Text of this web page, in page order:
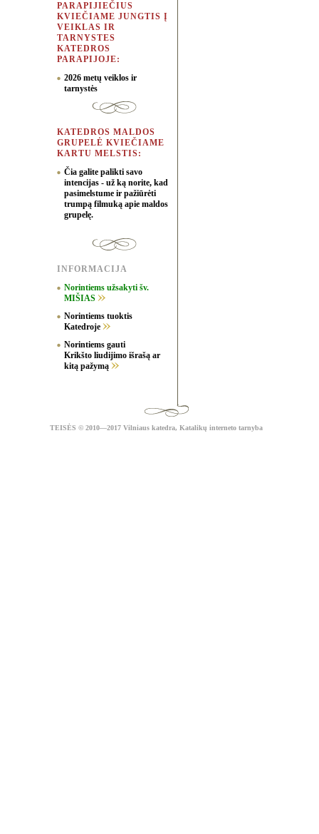
PARAPIJIEČIUS
KVIEČIAME JUNGTIS Į
VEIKLAS IR
TARNYSTES
KATEDROS
PARAPIJOJE:
2026 metų veiklos ir
tarnystės
KATEDROS MALDOS
GRUPELĖ KVIEČIAME
KARTU MELSTIS:
Čia galite palikti savo
intencijas - už ką norite, kad
pasimelstume ir pažiūrėti
trumpą filmuką apie maldos
grupelę.
INFORMACIJA
Norintiems užsakyti šv.
MIŠIAS
Norintiems tuoktis
Katedroje
Norintiems gauti
Krikšto liudijimo išrašą ar
kitą pažymą
TEISĖS © 2010—2017 Vilniaus katedra, Katalikų interneto tarnyba